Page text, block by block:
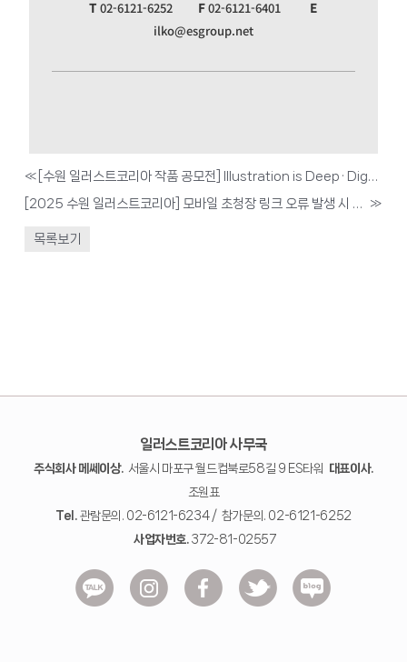
T 02-6121-6252 F02-6121-6401 E
ilko@esgroup.net
«
[수원 일러스트코리아 작품 공모전] Illustration is Deep · Digging · Delight
[2025 수원 일러스트코리아] 모바일 초청장 링크 오류 발생 시 해결방안
»
목록보기
일러스트코리아 사무국
주식회사 메쎄이상.서울시 마포구 월드컵북로58길 9 ES타워
대표이사.
조원표
Tel.관람문의. 02-6121-6234 / 참가문의. 02-6121-6252
사업자번호.372-81-02557